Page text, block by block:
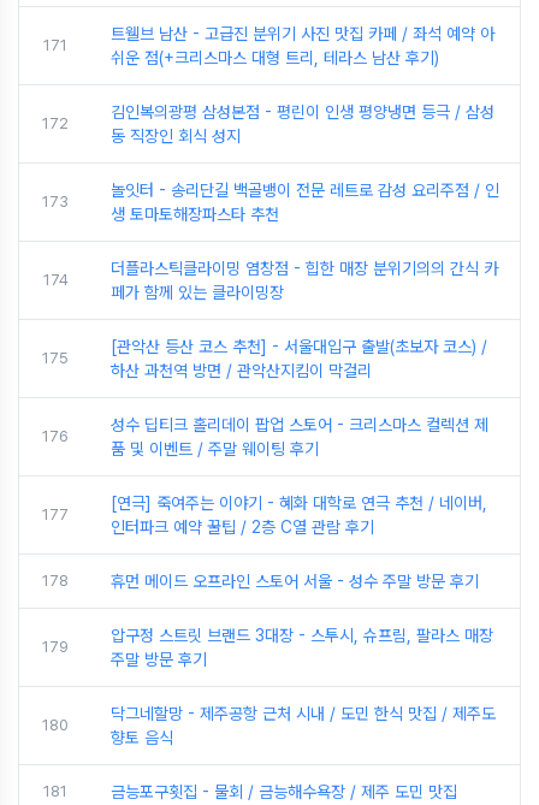
171
트웰브 남산 - 고급진 분위기 사진 맛집 카페 / 좌석 예약 아
쉬운 점(+크리스마스 대형 트리, 테라스 남산 후기)
172
김인복의광평 삼성본점 - 평린이 인생 평양냉면 등극 / 삼성
동 직장인 회식 성지
173
놀잇터 - 송리단길 백골뱅이 전문 레트로 감성 요리주점 / 인
생 토마토해장파스타 추천
174
더플라스틱클라이밍 염창점 - 힙한 매장 분위기의의 간식 카
페가 함께 있는 클라이밍장
175
[관악산 등산 코스 추천] - 서울대입구 출발(초보자 코스) /
하산 과천역 방면 / 관악산지킴이 막걸리
176
성수 딥티크 홀리데이 팝업 스토어 - 크리스마스 컬렉션 제
품 및 이벤트 / 주말 웨이팅 후기
177
[연극] 죽여주는 이야기 - 혜화 대학로 연극 추천 / 네이버,
인터파크 예약 꿀팁 / 2층 C열 관람 후기
178 휴먼 메이드 오프라인 스토어 서울 - 성수 주말 방문 후기
179
압구정 스트릿 브랜드 3대장 - 스투시, 슈프림, 팔라스 매장
주말 방문 후기
180
닥그네할망 - 제주공항 근처 시내 / 도민 한식 맛집 / 제주도
향토 음식
181 금능포구횟집 - 물회 / 금능해수욕장 / 제주 도민 맛집